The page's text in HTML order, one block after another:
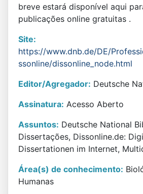
breve estará disponível aqui
publicações online gratuitas .
Site:
https://www.dnb.de/DE/
ssonline/dissonline_node.html
Editor/Agregador: Deutsche
Assinatura: Acesso Aberto
Assuntos: Deutsche National
Dissertações, Dissonline.de:
Dissertationen im Internet,
Área(s) de conhecimento:
Humanas